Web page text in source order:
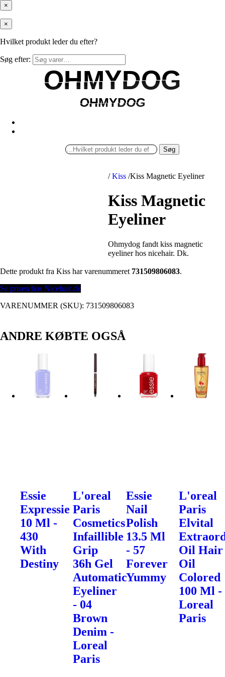
×
×
Hvilket produkt leder du efter?
Søg efter:
OHMYDOG
OHMYDOG
OHMYDOG
OHMYDOG
Søg
/ Kiss /Kiss Magnetic Eyeliner
Kiss Magnetic
Eyeliner
Ohmydog fandt kiss magnetic
eyeliner hos nicehair. Dk.
Dette produkt fra Kiss har varenummeret 731509806083.
Se prisen hos Nicehair.dk
VARENUMMER (SKU): 731509806083
ANDRE KØBTE OGSÅ
Essie
Expressie
10 Ml -
430
With
Destiny
L'oreal
Paris
Cosmetics
Infaillible
Grip
36h Gel
Automatic
Eyeliner
- 04
Brown
Denim -
Loreal
Paris
Essie
Nail
Polish
13.5 Ml
- 57
Forever
Yummy
L'oreal
Paris
Elvital
Oil Hair
Oil
Colored
100 Ml -
Loreal
Paris